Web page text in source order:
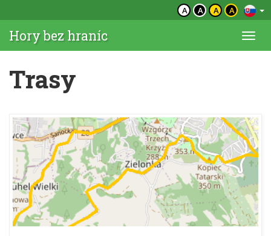
A A A A
Hory bez hraníc
Trasy